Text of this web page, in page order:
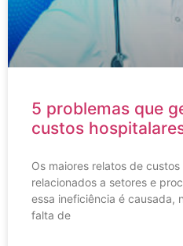
5 problemas que
custos
Os maiores relatos de
relacionados a setores e
essa ineficiência é causada,
falta de